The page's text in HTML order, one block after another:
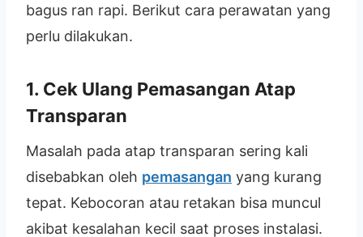
bagus ran rapi. Berikut cara perawatan yang
perlu dilakukan.
1. Cek Ulang Pemasangan Atap
Transparan
Masalah pada atap transparan sering kali
disebabkan oleh pemasangan yang kurang
tepat. Kebocoran atau retakan bisa muncul
akibat kesalahan kecil saat proses instalasi.